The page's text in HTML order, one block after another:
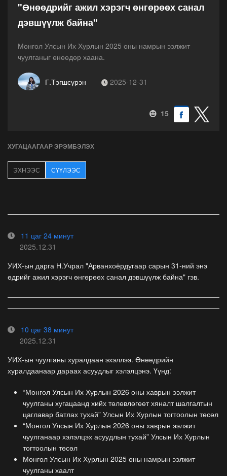
"Өнөөдрийг ажил хэрэгч өнгөрөөх санал
дэвшүүлж байна"
Монгол Улсын Их Хурлын 2025 оны намрын ээлжит
чуулганыг өнөөдөр хаана.
Г.Тэгшсүрэн 2025-12-31
15
ХУГАЦААГААР ЭРЭМБЭЛЭХ
ЭХНЭЭС СҮҮЛЭЭС
11 цаг 24 минут
2025.12.31
УИХ-ын дарга Н.Учрал "Арванхоёрдугаар сарын 31-ний энэ
өдрийг ажил хэрэгч өнгөрөөх санал дэвшүүлж байна" гэв.
10 цаг 38 минут
2025.12.31
УИХ-ын чуулганы хуралдаан эхэллээ. Өнөөдрийн
хуралдаанаар дараах асуудлыг хэлэлцэнэ. Үүнд:
“Монгол Улсын Их Хурлын 2026 оны хаврын ээлжит
чуулганы хугацаанд хийх төлөвлөгөөт хяналт шалгалтын
цаглавар батлах тухай” Улсын Их Хурлын тогтоолын төсөл
“Монгол Улсын Их Хурлын 2026 оны хаврын ээлжит
чуулганаар хэлэлцэх асуудлын тухай” Улсын Их Хурлын
тогтоолын төсөл
Монгол Улсын Их Хурлын 2025 оны намрын ээлжит
чуулганы хаалт